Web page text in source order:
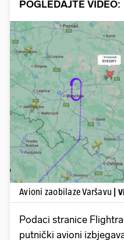
POGLEDAJTE VIDEO:
Avioni zaobilaze Varšavu |
Podaci stranice
putnički avioni